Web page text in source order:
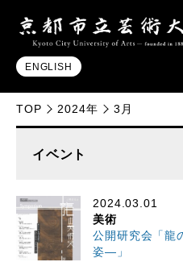
ENGLISH
TOP 2024年 3月
イベント
2024.03.01
美術
公開研究会「龍
姿―」